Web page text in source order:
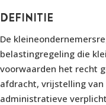
DEFINITIE
De
belastingregeling die
voorwaarden het recht
afdracht, vrijstelling
administratieve